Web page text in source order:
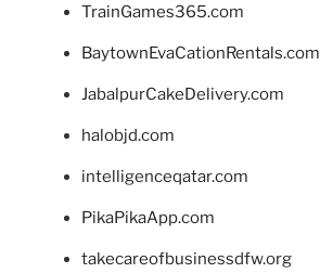
TrainGames365.com
BaytownEvaCationRentals.com
JabalpurCakeDelivery.com
halobjd.com
intelligenceqatar.com
PikaPikaApp.com
takecareofbusinessdfw.org